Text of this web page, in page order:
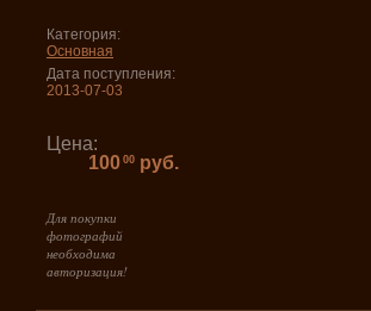
Категория:
Основная
Дата поступления:
2013-07-03
Цена:
100 00 руб.
Для покупки
фотографий
необходима
авторизация!